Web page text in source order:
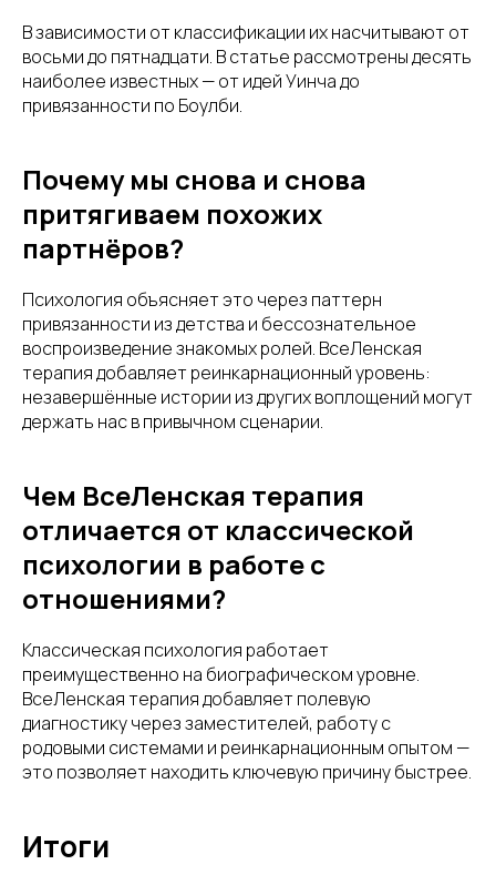
В зависимости от классификации их насчитывают от
восьми до пятнадцати. В статье рассмотрены десять
наиболее известных — от идей Уинча до
привязанности по Боулби.
Почему мы снова и снова
притягиваем похожих
партнёров?
Психология объясняет это через паттерн
привязанности из детства и бессознательное
воспроизведение знакомых ролей. ВсеЛенская
терапия добавляет реинкарнационный уровень:
незавершённые истории из других воплощений могут
держать нас в привычном сценарии.
Чем ВсеЛенская терапия
отличается от классической
психологии в работе с
отношениями?
Классическая психология работает
преимущественно на биографическом уровне.
ВсеЛенская терапия добавляет полевую
диагностику через заместителей, работу с
родовыми системами и реинкарнационным опытом —
это позволяет находить ключевую причину быстрее.
Итоги